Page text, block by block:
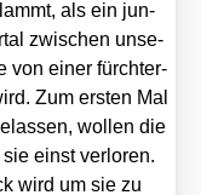
als ein jun­
zwi­schen unse­
von einer fürch­ter­
Zum ers­ten Mal
wol­len die
einst ver­lo­ren.
wird um sie zu